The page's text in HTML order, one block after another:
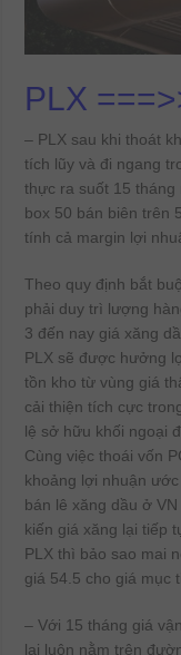
PLX
– PLX sau khi thoát
tích lũy và đi ngang
thực ra suốt 15
box 50 bán biên trên
tính cả margin lợi
Theo quy định bắt
phải duy trì lượng
3 đến nay giá xăng
PLX sẽ được hưởng
tồn kho từ vùng giá
cải thiện tích cực
lệ sở hữu khối ngoại
Cùng việc thoái vốn
khoảng lợi nhuận
bán lê xăng dầu ở
kiến giá xăng lại tiếp
PLX thì bảo sao mai
giá 54.5 cho giá mục
– Với 15 tháng giá
lại luôn nằm trên